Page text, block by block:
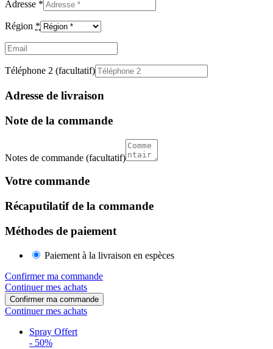
Adresse *
Région *
Email
Téléphone 2 (facultatif)
Adresse de livraison
Note de la commande
Notes de commande (facultatif)
Votre commande
Récaputilatif de la commande
Méthodes de paiement
Paiement à la livraison en espèces
Confirmer ma commande
Continuer mes achats
Confirmer ma commande
Continuer mes achats
Spray Offert
- 50%